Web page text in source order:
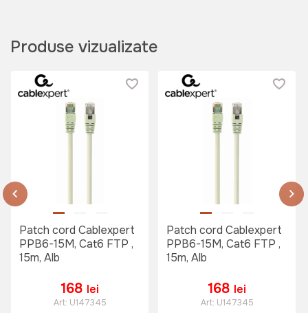
Produse vizualizate
Patch cord Cablexpert
PPB6-15M, Cat6 FTP ,
15m, Alb
168 lei
Art: U147345
Patch cord Cablexpert
PPB6-15M, Cat6 FTP ,
15m, Alb
168 lei
Art: U147345